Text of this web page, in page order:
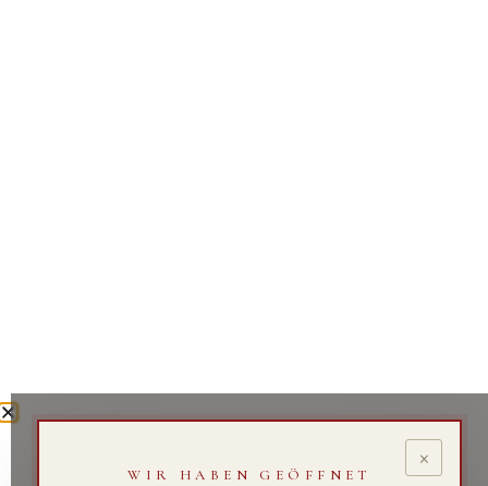
×
WIR HABEN GEÖFFNET